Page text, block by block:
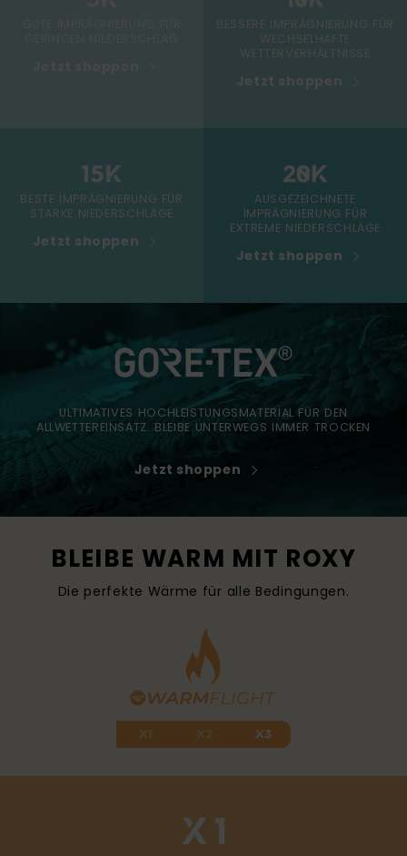
BESSERE IMPRÄGNIERUNG FÜR
WECHSELHAFTE
WETTERVERHÄLTNISSE
Jetzt shoppen
BESTE IMPRÄGNIERUNG FÜR
STARKE NIEDERSCHLÄGE
Jetzt shoppen
AUSGEZEICHNETE
IMPRÄGNIERUNG FÜR
EXTREME NIEDERSCHLÄGE
Jetzt shoppen
ULTIMATIVES HOCHLEISTUNGSMATERIAL FÜR DEN
ALLWETTEREINSATZ. BLEIBE UNTERWEGS IMMER TROCKEN
Jetzt shoppen
BLEIBE WARM MIT ROXY
Die perfekte Wärme für alle Bedingungen.